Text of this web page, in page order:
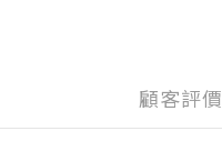
顧客評價